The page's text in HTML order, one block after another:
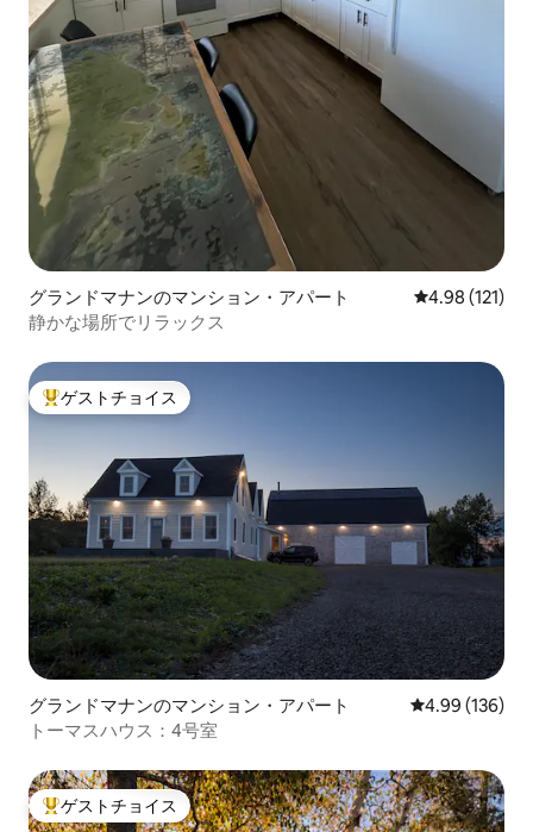
グランドマナンのマンション・アパート レビュー121
4.98 (121)
静かな場所でリラックス
大好評のゲストチョイスです。
ゲストチョイス
グランドマナンのマンション・アパート レビュー136
4.99 (136)
トーマスハウス：4号室
大好評のゲストチョイスです。
ゲストチョイス